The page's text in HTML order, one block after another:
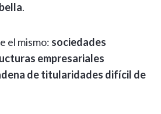
.
el mismo: sociedades
empresariales
de titularidades difícil de